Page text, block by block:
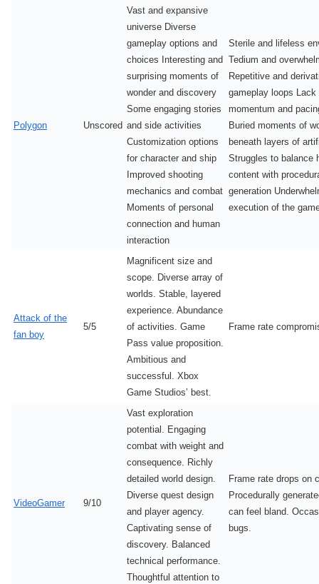
Polygon Unscored
Vast and expansive
universe Diverse
gameplay options and
choices Interesting and
surprising moments of
wonder and discovery
Some engaging stories
and side activities
Customization options
for character and ship
Improved shooting
mechanics and combat
Moments of personal
connection and human
interaction
Sterile and lifeless
Tedium and
Repetitive and
gameplay loops Lack
momentum and
Buried moments of
beneath layers of
Struggles to balance
content with
generation
execution of the
Attack of the
fan boy
5/5
Magnificent size and
scope. Diverse array of
worlds. Stable, layered
experience. Abundance
of activities. Game
Pass value proposition.
Ambitious and
successful. Xbox
Game Studios’ best.
Frame rate
VideoGamer 9/10
Vast exploration
potential. Engaging
combat with weight and
consequence. Richly
detailed world design.
Diverse quest design
and player agency.
Captivating sense of
discovery. Balanced
technical performance.
Thoughtful attention to
Frame rate drops on
Procedurally
can feel bland.
bugs.